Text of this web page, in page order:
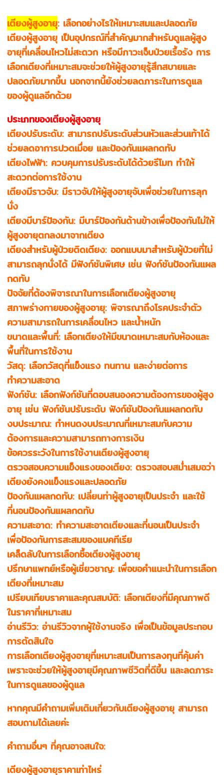
เตียงผู้สูงอายุ: เลือกอย่างไรให้เหมาะสมและปลอดภัย
เตียงผู้สูงอายุ เป็นอุปกรณ์ที่สำคัญมากสำหรับดูแลผู้สูง
อายุที่เคลื่อนไหวไม่สะดวก หรือมีภาวะเจ็บป่วยเรื้อรัง การ
เลือกเตียงที่เหมาะสมจะช่วยให้ผู้สูงอายุรู้สึกสบายและ
ปลอดภัยมากขึ้น นอกจากนี้ยังช่วยลดภาระในการดูแล
ของผู้ดูแลอีกด้วย
ประเภทของเตียงผู้สูงอายุ
เตียงปรับระดับ: สามารถปรับระดับส่วนหัวและส่วนเท้าได้
ช่วยลดอาการปวดเมื่อย และป้องกันแผลกดทับ
เตียงไฟฟ้า: ควบคุมการปรับระดับได้ด้วยรีโมท ทำให้
สะดวกต่อการใช้งาน
เตียงมีราวจับ: มีราวจับให้ผู้สูงอายุจับเพื่อช่วยในการลุก
นั่ง
เตียงมีบาร์ป้องกัน: มีบาร์ป้องกันด้านข้างเพื่อป้องกันไม่ให้
ผู้สูงอายุตกลงมาจากเตียง
เตียงสำหรับผู้ป่วยติดเตียง: ออกแบบมาสำหรับผู้ป่วยที่ไม่
สามารถลุกนั่งได้ มีฟังก์ชันพิเศษ เช่น ฟังก์ชันป้องกันแผล
กดทับ
ปัจจัยที่ต้องพิจารณาในการเลือกเตียงผู้สูงอายุ
สภาพร่างกายของผู้สูงอายุ: พิจารณาถึงโรคประจำตัว
ความสามารถในการเคลื่อนไหว และน้ำหนัก
ขนาดและพื้นที่: เลือกเตียงให้มีขนาดเหมาะสมกับห้องและ
พื้นที่ในการใช้งาน
วัสดุ: เลือกวัสดุที่แข็งแรง ทนทาน และง่ายต่อการ
ทำความสะอาด
ฟังก์ชัน: เลือกฟังก์ชันที่ตอบสนองความต้องการของผู้สูง
อายุ เช่น ฟังก์ชันปรับระดับ ฟังก์ชันป้องกันแผลกดทับ
งบประมาณ: กำหนดงบประมาณที่เหมาะสมกับความ
ต้องการและความสามารถทางการเงิน
ข้อควรระวังในการใช้งานเตียงผู้สูงอายุ
ตรวจสอบความแข็งแรงของเตียง: ตรวจสอบสม่ำเสมอว่า
เตียงยังคงแข็งแรงและปลอดภัย
ป้องกันแผลกดทับ: เปลี่ยนท่าผู้สูงอายุเป็นประจำ และใช้
ที่นอนป้องกันแผลกดทับ
ความสะอาด: ทำความสะอาดเตียงและที่นอนเป็นประจำ
เพื่อป้องกันการสะสมของแบคทีเรีย
เคล็ดลับในการเลือกซื้อเตียงผู้สูงอายุ
ปรึกษาแพทย์หรือผู้เชี่ยวชาญ: เพื่อขอคำแนะนำในการเลือก
เตียงที่เหมาะสม
เปรียบเทียบราคาและคุณสมบัติ: เลือกเตียงที่มีคุณภาพดี
ในราคาที่เหมาะสม
อ่านรีวิว: อ่านรีวิวจากผู้ใช้งานจริง เพื่อเป็นข้อมูลประกอบ
การตัดสินใจ
การเลือกเตียงผู้สูงอายุที่เหมาะสมเป็นการลงทุนที่คุ้มค่า
เพราะจะช่วยให้ผู้สูงอายุมีคุณภาพชีวิตที่ดีขึ้น และลดภาระ
ในการดูแลของผู้ดูแล
หากคุณมีคำถามเพิ่มเติมเกี่ยวกับเตียงผู้สูงอายุ สามารถ
สอบถามได้เลยค่ะ
คำถามอื่นๆ ที่คุณอาจสนใจ:
เตียงผู้สูงอายุราคาเท่าไหร่